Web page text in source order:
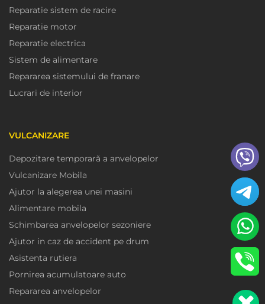
Reparatie sistem de racire
Reparatie motor
Reparatie electrica
Sistem de alimentare
Repararea sistemului de franare
Lucrari de interior
VULCANIZARE
Depozitare temporară a anvelopelor
Vulcanizare Mobila
Ajutor la alegerea unei masini
Alimentare mobila
Schimbarea anvelopelor sezoniere
Ajutor in caz de accident pe drum
Asistenta rutiera
Pornirea acumulatoare auto
Repararea anvelopelor